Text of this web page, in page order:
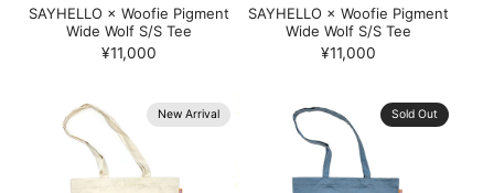
SAYHELLO × Woofie Pigment
Wide Wolf S/S Tee
¥11,000
SAYHELLO × Woofie Pigment
Wide Wolf S/S Tee
¥11,000
New Arrival Sold Out